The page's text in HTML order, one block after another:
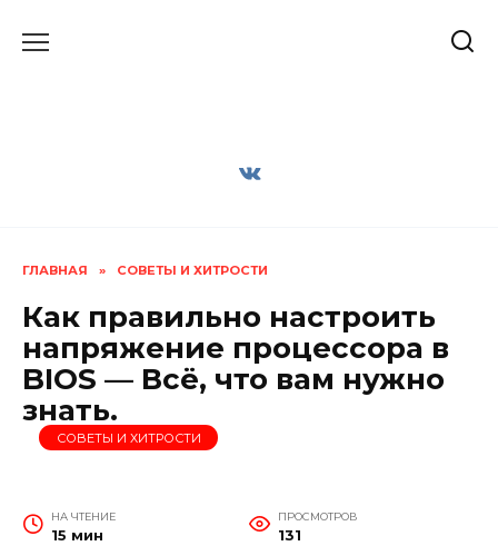
ГЛАВНАЯ » СОВЕТЫ И ХИТРОСТИ
Как правильно настроить
напряжение процессора в
BIOS — Всё, что вам нужно
знать.
СОВЕТЫ И ХИТРОСТИ
НА ЧТЕНИЕ
15 мин
ПРОСМОТРОВ
131